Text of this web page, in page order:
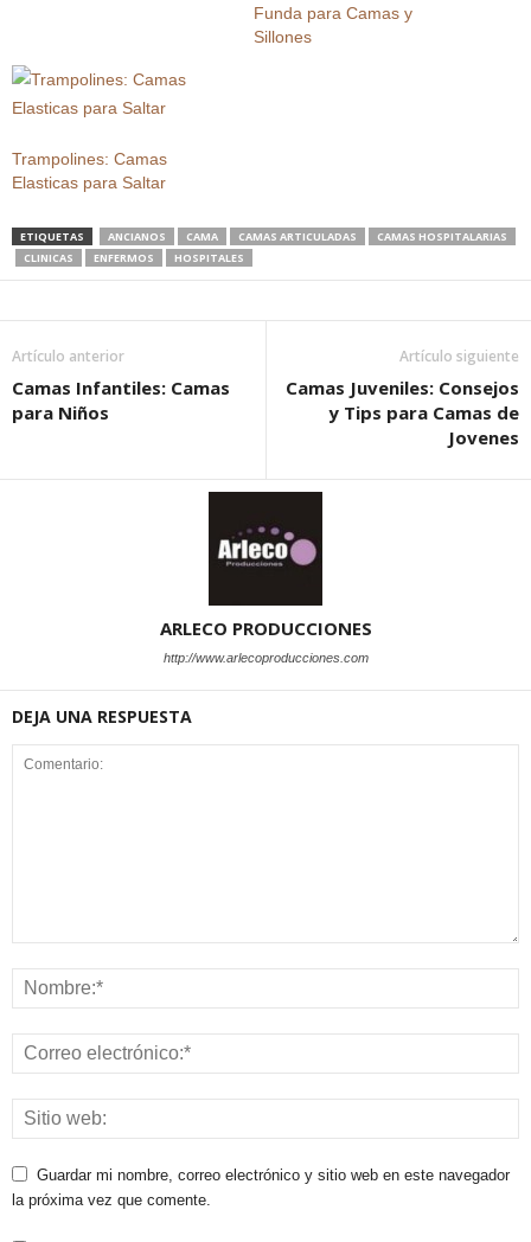
Funda para Camas y
Sillones
Trampolines: Camas
Elasticas para Saltar
ETIQUETAS ANCIANOS CAMA CAMAS ARTICULADAS
CAMAS HOSPITALARIAS
CLINICAS
ENFERMOS HOSPITALES
Artículo anterior
Camas Infantiles: Camas
para Niños
Artículo siguiente
Camas Juveniles: Consejos
y Tips para Camas de
Jovenes
ARLECO PRODUCCIONES
http://www.arlecoproducciones.com
DEJA UNA RESPUESTA
Guardar mi nombre, correo electrónico y sitio web en este navegador
la próxima vez que comente.